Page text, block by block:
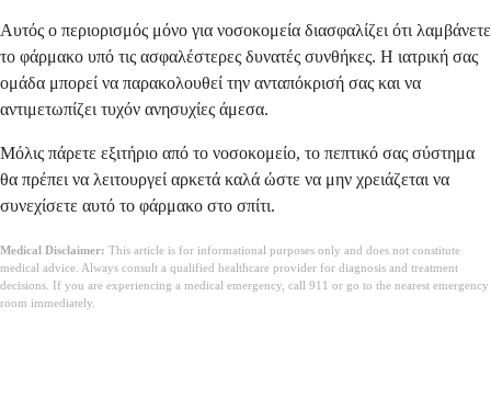
Αυτός ο περιορισμός μόνο για νοσοκομεία διασφαλίζει ότι λαμβάνετε
το φάρμακο υπό τις ασφαλέστερες δυνατές συνθήκες. Η ιατρική σας
ομάδα μπορεί να παρακολουθεί την ανταπόκρισή σας και να
αντιμετωπίζει τυχόν ανησυχίες άμεσα.
Μόλις πάρετε εξιτήριο από το νοσοκομείο, το πεπτικό σας σύστημα
θα πρέπει να λειτουργεί αρκετά καλά ώστε να μην χρειάζεται να
συνεχίσετε αυτό το φάρμακο στο σπίτι.
Medical Disclaimer: This article is for informational purposes only and does not constitute
medical advice. Always consult a qualified healthcare provider for diagnosis and treatment
decisions. If you are experiencing a medical emergency, call 911 or go to the nearest emergency
room immediately.